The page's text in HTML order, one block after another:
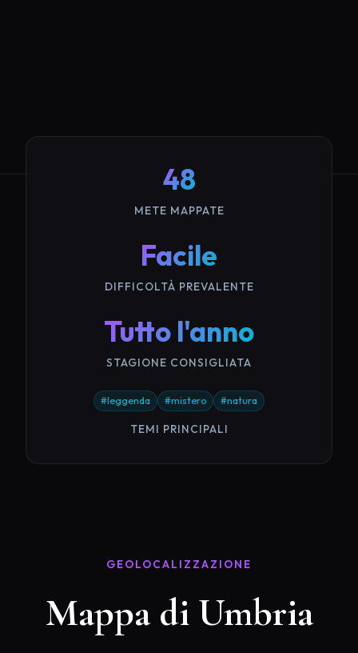
48
METE MAPPATE
Facile
DIFFICOLTÀ PREVALENTE
Tutto l'anno
STAGIONE CONSIGLIATA
#leggenda #mistero #natura
TEMI PRINCIPALI
GEOLOCALIZZAZIONE
Mappa di Umbria